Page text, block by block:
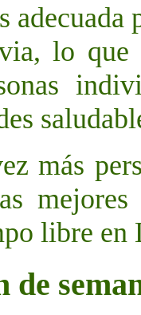
adecuada
lo
más
mejores
libre en
de